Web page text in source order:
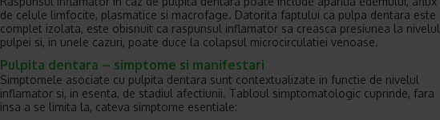
de celule limfocite, plasmatice si macrofage. Datorita faptului ca pulpa dentara este
complet izolata, este obisnuit ca raspunsul inflamator sa creasca presiunea la nivelul
pulpei si, in unele cazuri, poate duce la colapsul microcirculatiei venoase.
Pulpita dentara – simptome si manifestari
Simptomele asociate cu pulpita dentara sunt contextualizate in functie de nivelul
inflamator si, in esenta, de stadiul afectiunii. Tabloul simptomatologic cuprinde, fara
insa a se limita la, cateva simptome esentiale: